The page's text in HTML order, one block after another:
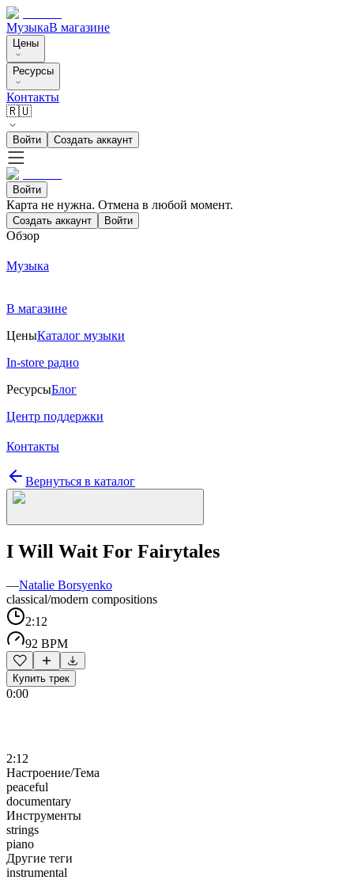
МузыкаВ магазине
Цены
Ресурсы
Контакты
🇷🇺
Войти Создать аккаунт
Войти
Карта не нужна. Отмена в любой момент.
Создать аккаунт Войти
Обзор
Музыка
В магазине
ЦеныКаталог музыки
In-store радио
РесурсыБлог
Центр поддержки
Контакты
Вернуться в каталог
I Will Wait For Fairytales
—Natalie Borsyenko
classical/modern compositions
2:12
92 BPM
Купить трек
0:00
2:12
Настроение/Тема
peaceful
documentary
Инструменты
strings
piano
Другие теги
instrumental